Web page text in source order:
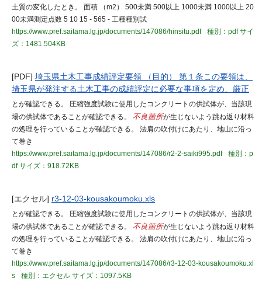
土質の変化したとき。 面積 （m2） 500未満 500以上 1000未満 1000以上 20
00未満測定点数 5 10 15 - 565 - 工種種別試
https://www.pref.saitama.lg.jp/documents/147086/hinsitu.pdf
種別：pdfサイ
ズ：1481.504KB
[PDF] 埼玉県土木工事成績評定要領 （目的） 第１条この要領は、
埼玉県が発注する土木工事の成績評定に必要な事項を定め、厳正
とが確認できる。 圧縮強度試験に使用したコンクリートの供試体が、当該現
場の供試体であることが確認できる。 不良箇所が生じないよう跳ね返り材料
の処理を行っていることが確認できる。 法肩の吹付けにあたり、地山に沿っ
て巻き
https://www.pref.saitama.lg.jp/documents/147086/r2-2-saiki995.pdf
種別：p
dfサイズ：918.72KB
[エクセル] r3-12-03-kousakoumoku.xls
とが確認できる。 圧縮強度試験に使用したコンクリートの供試体が、当該現
場の供試体であることが確認できる。 不良箇所が生じないよう跳ね返り材料
の処理を行っていることが確認できる。 法肩の吹付けにあたり、地山に沿っ
て巻き
https://www.pref.saitama.lg.jp/documents/147086/r3-12-03-kousakoumoku.xl
s
種別：エクセル サイズ：1097.5KB